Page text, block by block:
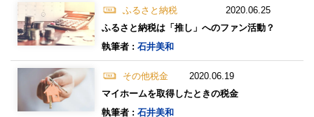
ふるさと納税 2020.06.25
ふるさと納税は「推し」へのファン活動？
執筆者 : 石井美和
その他税金 2020.06.19
マイホームを取得したときの税金
執筆者 : 石井美和